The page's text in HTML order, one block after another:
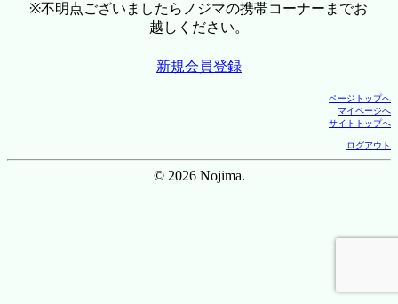
※不明点ございましたらノジマの携帯コーナーまでお
越しください。
新規会員登録
ページトップへ
マイページへ
サイトトップへ
ログアウト
© 2026 Nojima.